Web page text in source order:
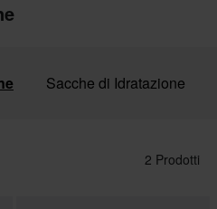
Sacche di Idratazione
2 Prodotti